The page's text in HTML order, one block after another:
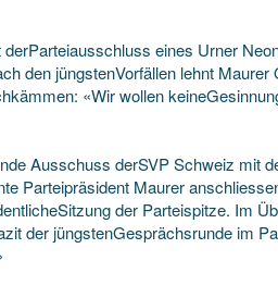
eines Urner
den jüngstenVorfällen lehnt Maurer
«Wir wollen
Ausschuss derSVP Schweiz mit
Parteipräsident Maurer
der Parteispitze. Im
der jüngstenGesprächsrunde im